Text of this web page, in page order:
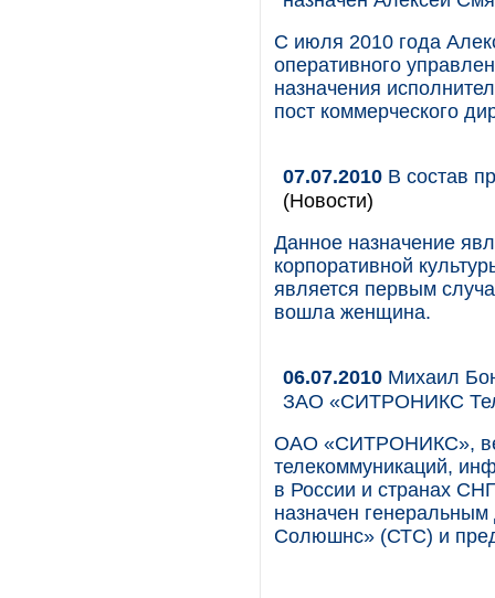
С июля 2010 года
оперативного
назначения
пост коммерческого
07.07.2010 В состав
(Новости)
Данное назначение
корпоративной
является первым
вошла женщина.
06.07.2010 Михаил
ЗАО «СИТРОНИКС
ОАО «СИТРОНИКС»,
телекоммуникаций,
в России и странах
назначен
Солюшнс» (СТС) и